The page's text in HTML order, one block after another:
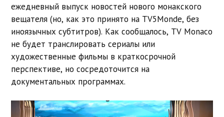
ежедневный выпуск новостей нового монакского
вещателя (но, как это принято на TV5Monde, без
иноязычных субтитров). Как сообщалось, TV Monaco
не будет транслировать сериалы или
художественные фильмы в краткосрочной
перспективе, но сосредоточится на
документальных программах.